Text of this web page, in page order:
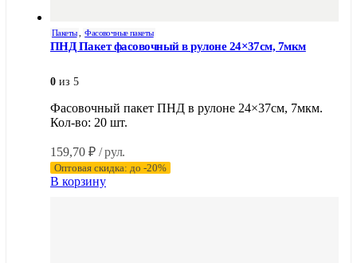
Пакеты, Фасовочные пакеты
ПНД Пакет фасовочный в рулоне 24×37см, 7мкм
0 из 5
Фасовочный пакет ПНД в рулоне 24×37см, 7мкм.
Кол-во: 20 шт.
159,70 ₽ / рул.
Оптовая скидка: до -20%
В корзину